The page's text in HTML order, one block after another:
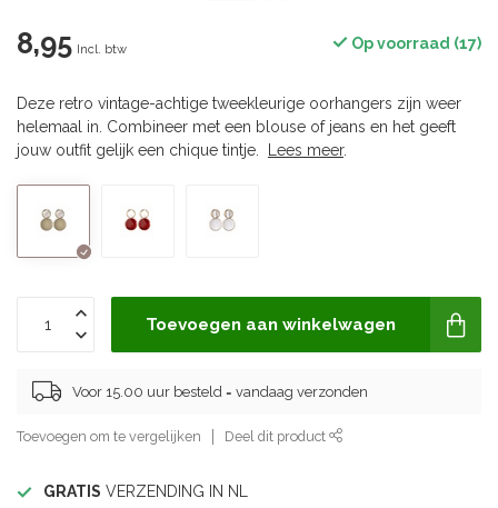
8,95 Incl. btw Op voorraad (17)
Deze retro vintage-achtige tweekleurige oorhangers zijn weer
helemaal in. Combineer met een blouse of jeans en het geeft
jouw outfit gelijk een chique tintje.
Lees meer.
Toevoegen aan winkelwagen
Voor 15.00 uur besteld = vandaag verzonden
Toevoegen om te vergelijken Deel dit product
GRATIS VERZENDING IN NL